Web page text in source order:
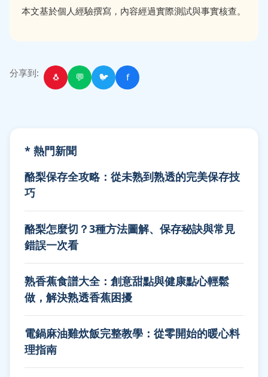
本文基於個人經驗撰寫，內容經過實際測試與事實核查。
分享到: 🐧 💬 🐦 f
* 熱門新聞
酪梨保存全攻略：從未熟到熟透的完美保存技
巧
酪梨怎麼切？3種方法圖解、保存秘訣與常見
錯誤一次看
熟香蕉食譜大全：創意甜點與健康點心輕鬆
做，解決熟透香蕉困擾
電鍋麻油雞炊飯完整教學：從零開始的暖心料
理指南